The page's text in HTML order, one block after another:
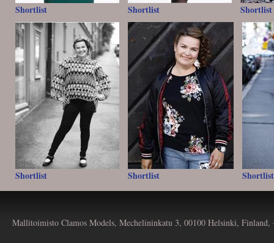
Shortlist Shortlist Shortlist
Shortlist Shortlist Shortlist
Mallitoimisto Clamos Models, Mechelininkatu 3, 00100 Helsinki,